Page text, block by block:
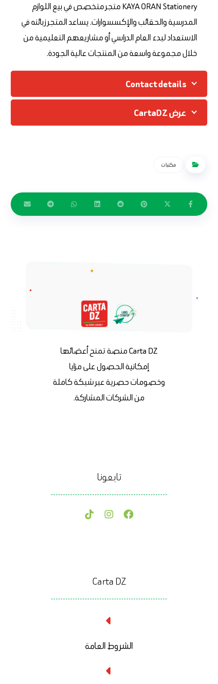
KAYA ORAN Stationery متجر متخصص في بيع اللوازم
المدرسية والحقائب والإكسسوارات. يساعد المتجر زبائنه في
الاستعداد لبدء العام الدراسي أو مشاريعهم التعليمية من
خلال مجموعة واسعة من المنتجات عالية الجودة.
Contact details
عرض CartaDZ
مكتبات
Carta DZ منصة تمنح أعضائها
إمكانية الحصول على مزايا
وخصومات حصرية عبر شبكة كاملة
من الشركات المشاركة.
تابعونا
Carta DZ
الشروط العامة